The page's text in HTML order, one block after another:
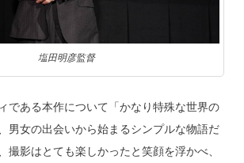
塩田明彦監督
である本作について「かなり特殊な世界の
男女の出会いから始まるシンプルな物語だ
撮影はとても楽しかったと笑顔を浮かべ、